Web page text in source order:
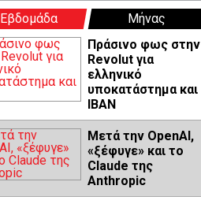
Εβδομάδα
Μήνας
Πράσινο φως στην
Revolut για
ελληνικό
υποκατάστημα και
IBAN
Μετά την OpenAI,
«ξέφυγε» και το
Claude της
Anthropic